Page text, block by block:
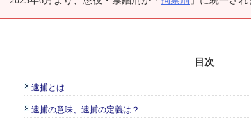
目次
逮捕とは
逮捕の意味、逮捕の定義は？